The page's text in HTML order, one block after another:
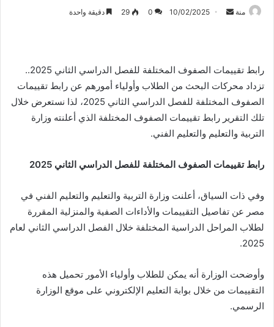
منة
أرسل 10/02/2025
0
29 دقيقة واحدة
رابط تقييمات الصفوف المختلفة للفصل الدراسي الثاني 2025..
تزداد محركات البحث من الطلاب وأولياء أمورهم عن رابط تقييمات
الصفوف المختلفة للفصل الدراسي الثاني 2025، لذا نستعرض خلال
تلك التقرير رابط تقييمات الصفوف المختلفة الذي أعلنته وزارة
التربية والتعليم والتعليم الفني.
رابط تقييمات الصفوف المختلفة للفصل الدراسي الثاني 2025
وفي ذات السياق، أعلنت وزارة التربية والتعليم والتعليم الفني في
مصر عن تفاصيل التقييمات والأداءات الصفية والمنزلية المقررة
لطلاب المراحل الدراسية المختلفة خلال الفصل الدراسي الثاني لعام
2025.
وأوضحت الوزارة أنه يمكن للطلاب وأولياء الأمور تحميل هذه
التقييمات من خلال بوابة التعليم الإلكتروني على موقع الوزارة
الرسمي.